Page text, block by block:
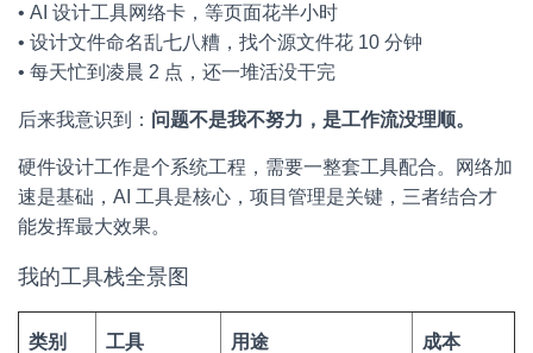
• AI 设计工具网络卡，等页面花半小时
• 设计文件命名乱七八糟，找个源文件花 10 分钟
• 每天忙到凌晨 2 点，还一堆活没干完
后来我意识到： 问题不是我不努力，是工作流没理顺。
硬件设计工作是个系统工程，需要一整套工具配合。网络加
速是基础，AI 工具是核心，项目管理是关键，三者结合才
能发挥最大效果。
我的工具栈全景图
类别 工具 用途 成本